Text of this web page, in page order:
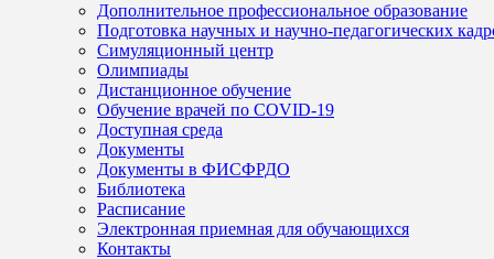
Дополнительное профессиональное образование
Подготовка научных и научно-педагогических
Симуляционный центр
Олимпиады
Дистанционное обучение
Обучение врачей по COVID-19
Доступная среда
Документы
Документы в ФИСФРДО
Библиотека
Расписание
Электронная приемная для обучающихся
Контакты